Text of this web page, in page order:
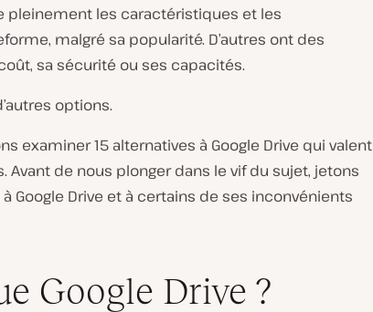
pleinement les caractéristiques et les
malgré sa popularité. D’autres ont des
sa sécurité ou ses capacités.
options.
examiner 15 alternatives à Google Drive qui valent
Avant de nous plonger dans le vif du sujet, jetons
Google Drive et à certains de ses inconvénients
Google Drive ?